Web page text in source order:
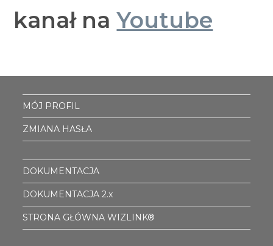
kanał naYoutube
MÓJ PROFIL
ZMIANA HASŁA
DOKUMENTACJA
DOKUMENTACJA 2.x
STRONA GŁÓWNA WIZLINK®